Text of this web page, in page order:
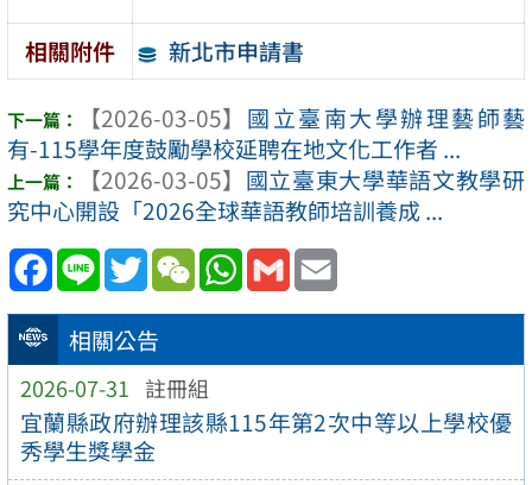
相關公告
2026-07-31 註冊組
宜蘭縣政府辦理該縣115年第2次中等以上學校優
秀學生獎學金
相關附件 新北市申請書
【2026-03-05】 國立臺南大學辦理藝師藝
有-115學年度鼓勵學校延聘在地文化工作者 ...
【2026-03-05】 國立臺東大學華語文教學研
究中心開設「2026全球華語教師培訓養成 ...
Facebook
Line TwitterWeChatWhatsApp
Gmail